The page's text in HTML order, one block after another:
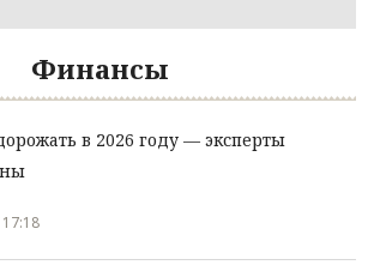
Финансы
в 2026 году — эксперты